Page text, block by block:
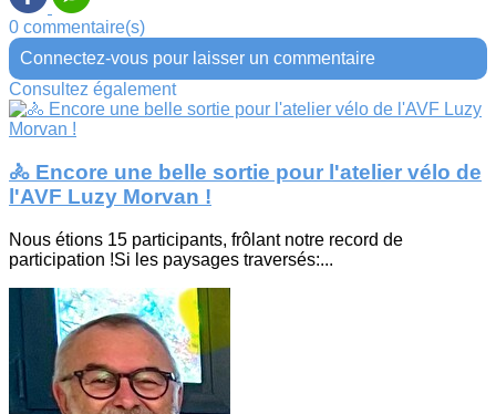
0 commentaire(s)
Connectez-vous pour laisser un commentaire
Consultez également
🚴 Encore une belle sortie pour l'atelier vélo de
l'AVF Luzy Morvan !
Nous étions 15 participants, frôlant notre record de
participation !Si les paysages traversés:...